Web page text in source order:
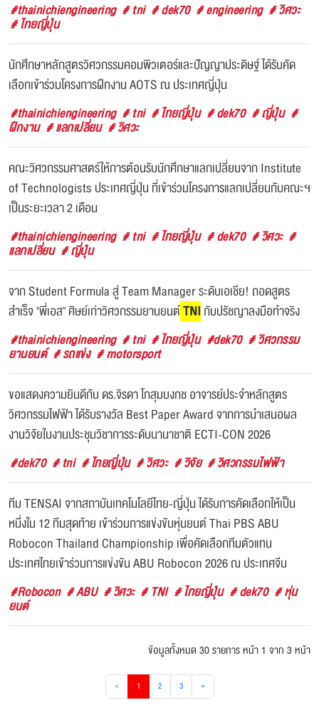
#thainichiengineering # tni # dek70 # engineering # วิศวะ
# ไทยญี่ปุ่น
นักศึกษาหลักสูตรวิศวกรรมคอมพิวเตอร์และปัญญาประดิษฐ์ ได้รับคัด
เลือกเข้าร่วมโครงการฝึกงาน AOTS ณ ประเทศญี่ปุ่น
#thainichiengineering # tni # ไทยญี่ปุ่น # dek70 # ญี่ปุ่น #
ฝึกงาน # แลกเปลี่ยน # วิศวะ
คณะวิศวกรรมศาสตร์ให้การต้อนรับนักศึกษาแลกเปลี่ยนจาก Institute
of Technologists ประเทศญี่ปุ่น ที่เข้าร่วมโครงการแลกเปลี่ยนกับคณะฯ
เป็นระยะเวลา 2 เดือน
#thainichiengineering # tni # ไทยญี่ปุ่น # dek70 # วิศวะ #
แลกเปลี่ยน # ญี่ปุ่น
จาก Student Formula สู่ Team Manager ระดับเอเชีย! ถอดสูตร
สำเร็จ "พี่เอส" ศิษย์เก่าวิศวกรรมยานยนต์TNIกับปรัชญาลงมือทำจริง
#thainichiengineering # tni # ไทยญี่ปุ่น #dek70 # วิศวกรรม
ยานยนต์ # รถแข่ง # motorsport
ขอแสดงความยินดีกับ ดร.จิรดา โกสุมบงกช อาจารย์ประจำหลักสูตร
วิศวกรรมไฟฟ้า ได้รับรางวัล Best Paper Award จากการนำเสนอผล
งานวิจัยในงานประชุมวิชาการระดับนานาชาติ ECTI-CON 2026
#dek70 # tni # ไทยญี่ปุ่น # วิศวะ # วิจัย # วิศวกรรมไฟฟ้า
ทีม TENSAI จากสถาบันเทคโนโลยีไทย-ญี่ปุ่น ได้รับการคัดเลือกให้เป็น
หนึ่งใน 12 ทีมสุดท้าย เข้าร่วมการแข่งขันหุ่นยนต์ Thai PBS ABU
Robocon Thailand Championship เพื่อคัดเลือกทีมตัวแทน
ประเทศไทยเข้าร่วมการแข่งขัน ABU Robocon 2026 ณ ประเทศจีน
#Robocon # ABU # วิศวะ # TNI # ไทยญี่ปุ่น # dek70 # หุ่น
ยนต์
ข้อมูลทั้งหมด 30 รายการหน้า 1 จาก 3 หน้า
« 1 2 3 »